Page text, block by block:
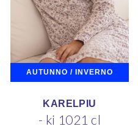
AUTUNNO / INVERNO
KARELPIU
- ki 1021 cl